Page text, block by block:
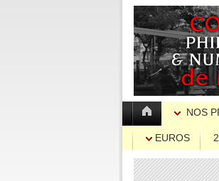
NOS
EUROS